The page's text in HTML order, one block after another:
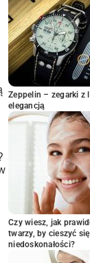
Zeppelin – zegarki z
elegancją
Czy wiesz, jak
twarzy, by cieszyć
niedoskonałości?